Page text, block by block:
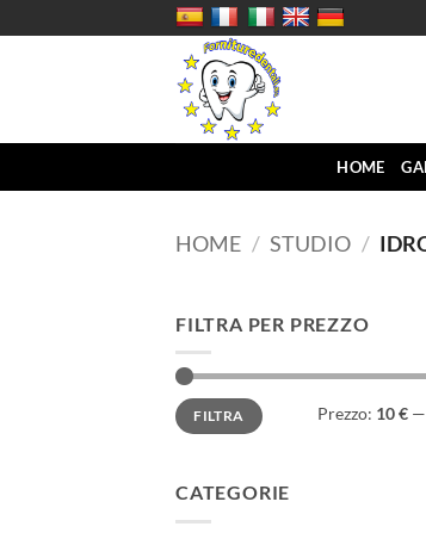
ai
HOME
HOME / STUDIO /
FILTRA PER PREZZO
Prezzo
Min
Prezzo
MaxFILTRA Prezzo: 10 € —
CATEGORIE